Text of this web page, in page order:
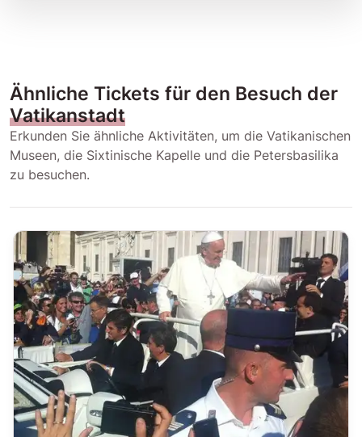
Ähnliche Tickets für den Besuch der
Vatikanstadt
Erkunden Sie ähnliche Aktivitäten, um die Vatikanischen
Museen, die Sixtinische Kapelle und die Petersbasilika
zu besuchen.